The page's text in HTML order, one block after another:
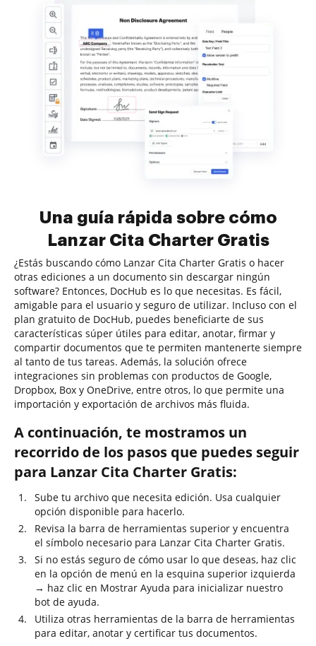
Una guía rápida sobre cómo
Lanzar Cita Charter Gratis
¿Estás buscando cómo Lanzar Cita Charter Gratis o hacer
otras ediciones a un documento sin descargar ningún
software? Entonces, DocHub es lo que necesitas. Es fácil,
amigable para el usuario y seguro de utilizar. Incluso con el
plan gratuito de DocHub, puedes beneficiarte de sus
características súper útiles para editar, anotar, firmar y
compartir documentos que te permiten mantenerte siempre
al tanto de tus tareas. Además, la solución ofrece
integraciones sin problemas con productos de Google,
Dropbox, Box y OneDrive, entre otros, lo que permite una
importación y exportación de archivos más fluida.
A continuación, te mostramos un
recorrido de los pasos que puedes seguir
para Lanzar Cita Charter Gratis:
Sube tu archivo que necesita edición. Usa cualquier
opción disponible para hacerlo.
Revisa la barra de herramientas superior y encuentra
el símbolo necesario para Lanzar Cita Charter Gratis.
Si no estás seguro de cómo usar lo que deseas, haz clic
en la opción de menú en la esquina superior izquierda
→ haz clic en Mostrar Ayuda para inicializar nuestro
bot de ayuda.
Utiliza otras herramientas de la barra de herramientas
para editar, anotar y certificar tus documentos.